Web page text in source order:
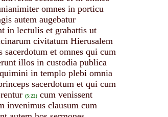
omnes in porticu
autem augebatur
in lectulis et grabattis ut
civitatum Hierusalem
sacerdotum et omnes qui cum
illos in custodia publica
in templo plebi omnia
sacerdotum et qui cum
(5:22) cum venissent
invenimus clausum cum